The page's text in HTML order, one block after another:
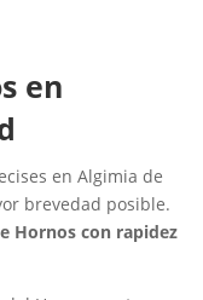
en
en Algimia de
brevedad posible.
Hornos con rapidez